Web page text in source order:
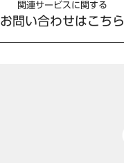
関連サービスに関する
お問い合わせはこちら